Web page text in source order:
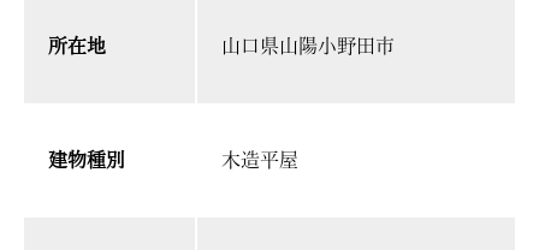
所在地 山口県山陽小野田市
建物種別 木造平屋